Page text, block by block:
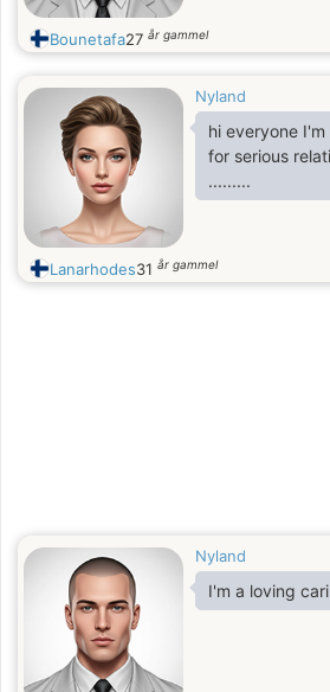
Bounetafa27 år gammel
Nyland
hi everyone
for serious
.........
Lanarhodes31 år gammel
Nyland
I'm a loving